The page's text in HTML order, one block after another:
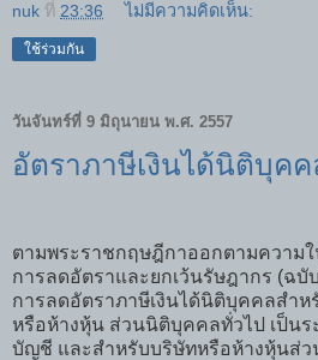
nuk ที่ 23:36 ไม่มีความคิดเห็น:
ใช้ร่วมกัน
วันจันทร์ที่ 9 มิถุนายน พ.ศ. 2557
อัตราภาษีเงินได้นิติบุคค
ตามพระราชกฤษฎีกาออกตามความ
การลดอัตราและยกเว้นรัษฎากร (ฉบั
การลดอัตราภาษีเงินได้นิติบุคคลสำ
หรือห้างหุ้น ส่วนนิติบุคคลทั่วไป เป็นร
บัญชี และสำหรับบริษัทหรือห้างหุ้นส่